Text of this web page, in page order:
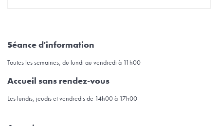
Séance d'information
Toutes les semaines, du lundi au vendredi à 11h00
Accueil sans rendez-vous
Les lundis, jeudis et vendredis de 14h00 à 17h00